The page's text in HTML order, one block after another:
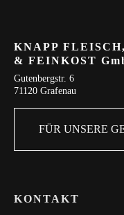
KNAPP
& FEINKOST
Gutenbergstr. 6
71120 Grafenau
FÜR UNSERE
KONTAKT